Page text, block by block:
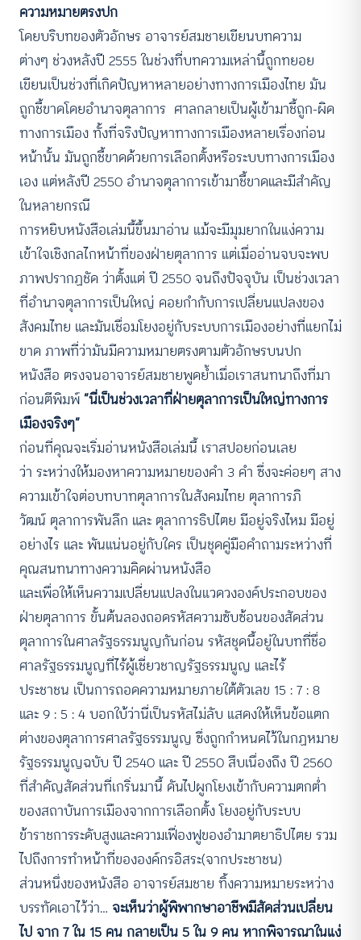
ความหมายตรงปก
โดยบริบทของตัวอักษร อาจารย์สมชายเขียนบทความ
ต่างๆ ช่วงหลังปี 2555 ในช่วงที่บทความเหล่านี้ถูกทยอย
เขียนเป็นช่วงที่เกิดปัญหาหลายอย่างทางการเมืองไทย มัน
ถูกชี้ขาดโดยอำนาจตุลาการ ศาลกลายเป็นผู้เข้ามาชี้ถูก-ผิด
ทางการเมือง ทั้งที่จริงปัญหาทางการเมืองหลายเรื่องก่อน
หน้านั้น มันถูกชี้ขาดด้วยการเลือกตั้งหรือระบบทางการเมือง
เอง แต่หลังปี 2550 อำนาจตุลาการเข้ามาชี้ขาดและมีสำคัญ
ในหลายกรณี
การหยิบหนังสือเล่มนี้ขึ้นมาอ่าน แม้จะมีมุมยากในแง่ความ
เข้าใจเชิงกลไกหน้าที่ของฝ่ายตุลาการ แต่เมื่ออ่านจบจะพบ
ภาพปรากฏชัด ว่าตั้งแต่ ปี 2550 จนถึงปัจจุบัน เป็นช่วงเวลา
ที่อำนาจตุลาการเป็นใหญ่ คอยกำกับการเปลี่ยนแปลงของ
สังคมไทย และมันเชื่อมโยงอยู่กับระบบการเมืองอย่างที่แยกไม่
ขาด ภาพที่ว่ามันมีความหมายตรงตามตัวอักษรบนปก
หนังสือ ตรงจนอาจารย์สมชายพูดย้ำเมื่อเราสนทนาถึงที่มา
ก่อนตีพิมพ์“นี่เป็นช่วงเวลาที่ฝ่ายตุลาการเป็นใหญ่ทางการ
เมืองจริงๆ”
ก่อนที่คุณจะเริ่มอ่านหนังสือเล่มนี้ เราสปอยก่อนเลย
ว่า ระหว่างให้มองหาความหมายของคำ 3 คำ ซึ่งจะค่อยๆ สาง
ความเข้าใจต่อบทบาทตุลาการในสังคมไทย ตุลาการภิ
วัฒน์ ตุลาการพันลึก และ ตุลาการธิปไตย มีอยู่จริงไหม มีอยู่
อย่างไร และ พันแน่นอยู่กับใคร เป็นชุดคู่มือคำถามระหว่างที่
คุณสนทนาทางความคิดผ่านหนังสือ
และเพื่อให้เห็นความเปลี่ยนแปลงในแวดวงองค์ประกอบของ
ฝ่ายตุลาการ ขั้นต้นลองถอดรหัสความซับซ้อนของสัดส่วน
ตุลาการในศาลรัฐธรรมนูญกันก่อน รหัสชุดนี้อยู่ในบทที่ชื่อ
ศาลรัฐธรรมนูญที่ไร้ผู้เชี่ยวชาญรัฐธรรมนูญ และไร้
ประชาชน เป็นการถอดความหมายภายใต้ตัวเลข 15 : 7 : 8
และ 9 : 5 : 4 บอกใบ้ว่านี่เป็นรหัสไม่ลับ แสดงให้เห็นข้อแตก
ต่างของตุลาการศาลรัฐธรรมนูญ ซึ่งถูกกำหนดไว้ในกฏหมาย
รัฐธรรมนูญฉบับ ปี 2540 และ ปี 2550 สืบเนื่องถึง ปี 2560
ที่สำคัญสัดส่วนที่เกริ่นมานี้ ดันไปผูกโยงเข้ากับความตกต่ำ
ของสถาบันการเมืองจากการเลือกตั้ง โยงอยู่กับระบบ
ข้าราชการระดับสูงและความเฟื่องฟูของอำมาตยาธิปไตย รวม
ไปถึงการทำหน้าที่ขององค์กรอิสระ(จากประชาชน)
ส่วนหนึ่งของหนังสือ อาจารย์สมชาย ทิ้งความหมายระหว่าง
บรรทัดเอาไว้ว่า… จะเห็นว่าผู้พิพากษาอาชีพมีสัดส่วนเปลี่ยน
ไป จาก 7 ใน 15 คน กลายเป็น 5 ใน 9 คน หากพิจารณาในแง่